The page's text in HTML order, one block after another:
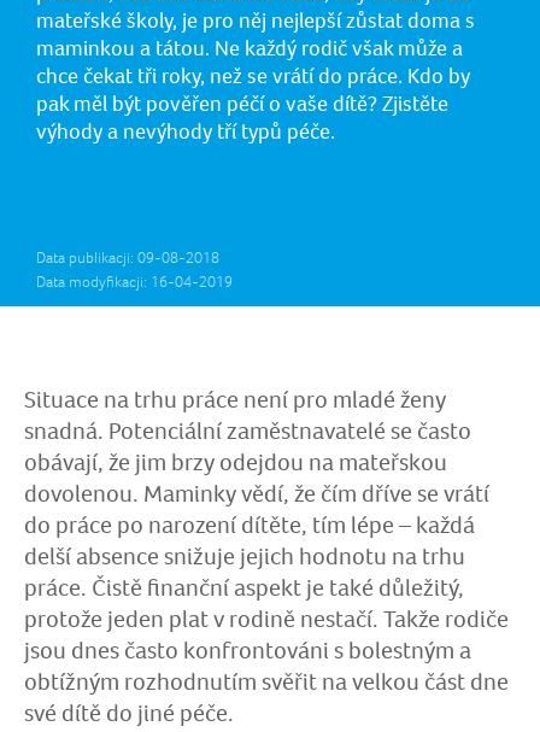
mateřské školy, je pro něj nejlepší zůstat doma s
maminkou a tátou. Ne každý rodič však může a
chce čekat tři roky, než se vrátí do práce. Kdo by
pak měl být pověřen péčí o vaše dítě? Zjistěte
výhody a nevýhody tří typů péče.
Data publikacji: 09-08-2018
Data modyfikacji: 16-04-2019
Situace na trhu práce není pro mladé ženy
snadná. Potenciální zaměstnavatelé se často
obávají, že jim brzy odejdou na mateřskou
dovolenou. Maminky vědí, že čím dříve se vrátí
do práce po narození dítěte, tím lépe – každá
delší absence snižuje jejich hodnotu na trhu
práce. Čistě finanční aspekt je také důležitý,
protože jeden plat v rodině nestačí. Takže rodiče
jsou dnes často konfrontováni s bolestným a
obtížným rozhodnutím svěřit na velkou část dne
své dítě do jiné péče.